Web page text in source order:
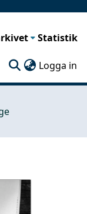
Statistik
Logga in